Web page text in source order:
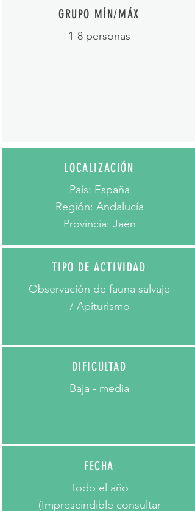
GRUPO MÍN/MÁX
1-8 personas
LOCALIZACIÓN
País: España
Región: Andalucía
Provincia: Jaén
TIPO DE ACTIVIDAD
Observación de fauna salvaje
/ Apiturismo
DIFICULTAD
Baja - media
FECHA
Todo el año
(Imprescindible consultar